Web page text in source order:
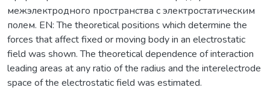
межэлектродного пространства с электростатическим
полем. EN: The theoretical positions which determine the
forces that affect fixed or moving body in an electrostatic
field was shown. The theoretical dependence of interaction
leading areas at any ratio of the radius and the interelectrode
space of the electrostatic field was estimated.